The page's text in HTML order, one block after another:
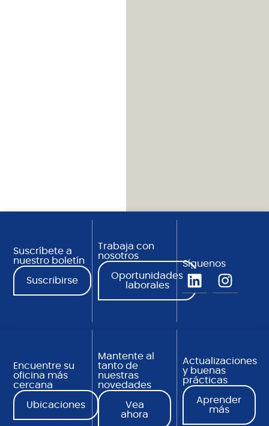
Suscríbete a
nuestro boletín
Suscribirse
Trabaja con
nosotros
Oportunidades
laborales
Síguenos
Encuentre su
oficina más
cercana
Ubicaciones
Mantente al
tanto de
nuestras
novedades
Vea
ahora
Actualizaciones
y buenas
prácticas
Aprender
más